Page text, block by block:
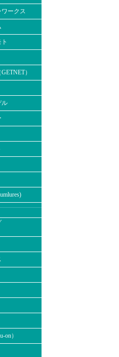
ワークス
）
ル
on）